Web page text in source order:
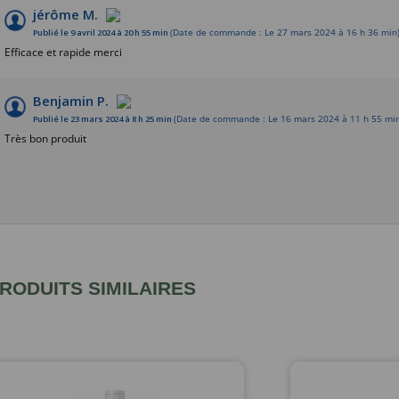
jérôme M.
Publié le 9 avril 2024 à 20 h 55 min (Date de commande : Le 27 mars 2024 à 16 h 36 min)
Efficace et rapide merci
Benjamin P.
Publié le 23 mars 2024 à 8 h 25 min (Date de commande : Le 16 mars 2024 à 11 h 55
Très bon produit
SIMILAIRES